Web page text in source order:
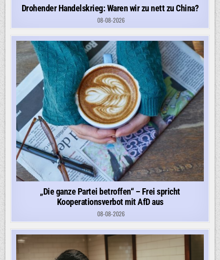
Drohender Handelskrieg: Waren wir zu nett zu China?
08-08-2026
„Die ganze Partei betroffen“ – Frei spricht
Kooperationsverbot mit AfD aus
08-08-2026